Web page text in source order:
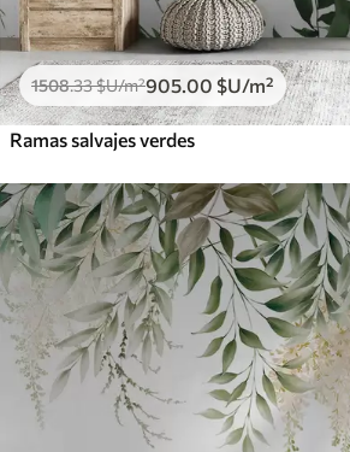
1508.33$U/m²905 .00 $U/m²
Ramas salvajes verdes